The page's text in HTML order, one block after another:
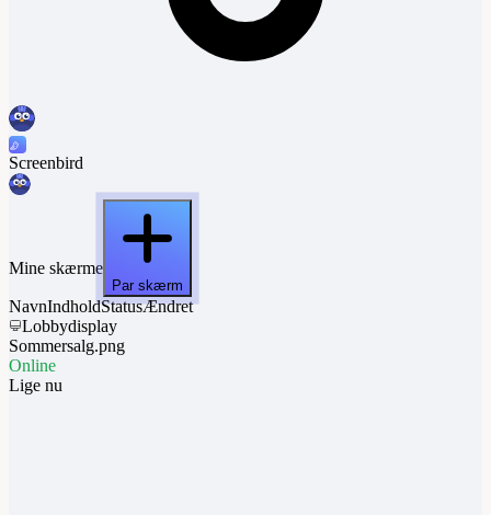
Screenbird
Mine skærme
Par skærm
NavnIndholdStatusÆndret
Lobbydisplay
Sommersalg.png
Online
Lige nu